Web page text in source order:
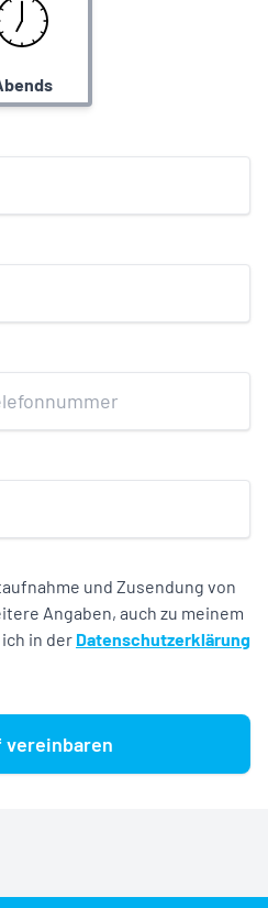
und Zusendung von
Angaben, auch zu meinem
in der Datenschutzerklärung
vereinbaren